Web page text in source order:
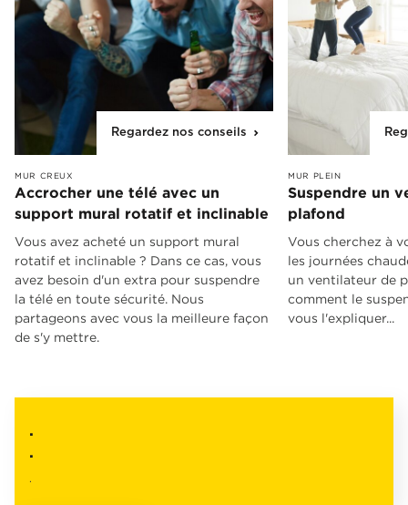
Regardez nos conseils
MUR CREUX
Accrocher une télé avec un
support mural rotatif et inclinable
Vous avez acheté un support mural
rotatif et inclinable ? Dans ce cas, vous
avez besoin d'un extra pour suspendre
la télé en toute sécurité. Nous
partageons avec vous la meilleure façon
de s'y mettre.
MUR PLEIN
Suspendre un
plafond
Vous cherchez à
les journées
un ventilateur de
comment le
vous l'expliquer...
.
.
.